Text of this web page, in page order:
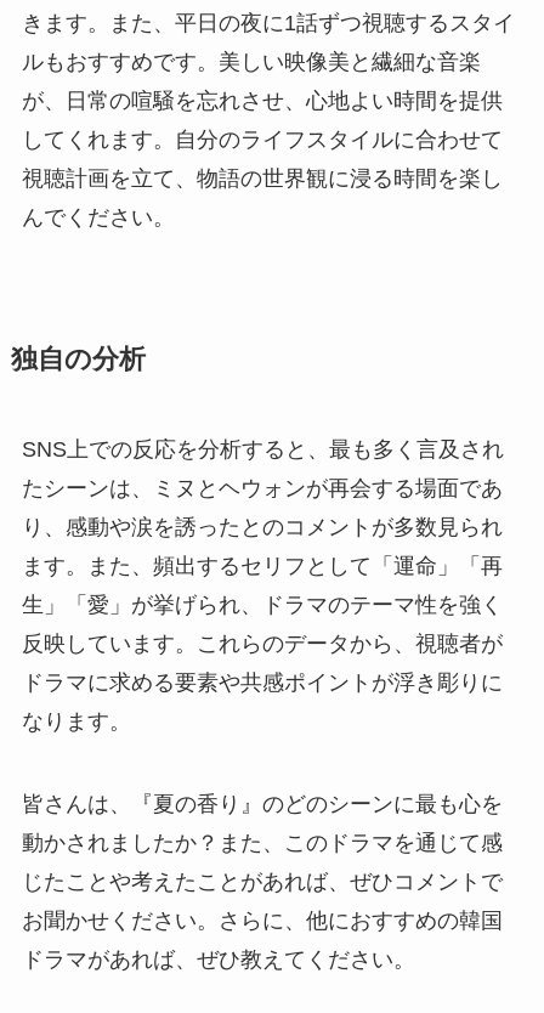
きます。また、平日の夜に1話ずつ視聴するスタイ
ルもおすすめです。美しい映像美と繊細な音楽
が、日常の喧騒を忘れさせ、心地よい時間を提供
してくれます。自分のライフスタイルに合わせて
視聴計画を立て、物語の世界観に浸る時間を楽し
んでください。
独自の分析
SNS上での反応を分析すると、最も多く言及され
たシーンは、ミヌとヘウォンが再会する場面であ
り、感動や涙を誘ったとのコメントが多数見られ
ます。また、頻出するセリフとして「運命」「再
生」「愛」が挙げられ、ドラマのテーマ性を強く
反映しています。これらのデータから、視聴者が
ドラマに求める要素や共感ポイントが浮き彫りに
なります。
皆さんは、『夏の香り』のどのシーンに最も心を
動かされましたか？また、このドラマを通じて感
じたことや考えたことがあれば、ぜひコメントで
お聞かせください。さらに、他におすすめの韓国
ドラマがあれば、ぜひ教えてください。